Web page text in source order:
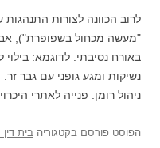
לרוב הכוונה לצורות
"מעשה מכחול בשפופרת"),
באורח נסיבתי. לדוגמא:
נשיקות ומגע גופני עם גבר
ניהול רומן. פנייה לאתרי
הפוסט פורסם בקטגוריה בית דין